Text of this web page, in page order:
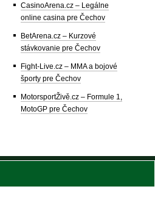
CasinoArena.cz – Legálne
online casina pre Čechov
BetArena.cz – Kurzové
stávkovanie pre Čechov
Fight-Live.cz – MMA a bojové
športy pre Čechov
MotorsportŽivě.cz – Formule 1,
MotoGP pre Čechov